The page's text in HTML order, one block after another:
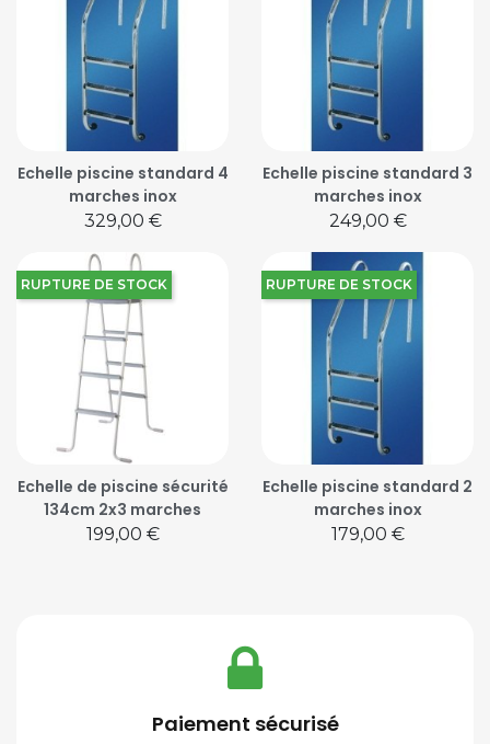
Echelle piscine standard 4
marches inox
Prix
329,00 €
Echelle piscine standard 3
marches inox
Prix
249,00 €
Echelle de piscine sécurité
134cm 2x3 marches
Prix
199,00 €
RUPTURE DE STOCK
Echelle piscine standard 2
marches inox
Prix
179,00 €
RUPTURE DE STOCK
Paiement sécurisé